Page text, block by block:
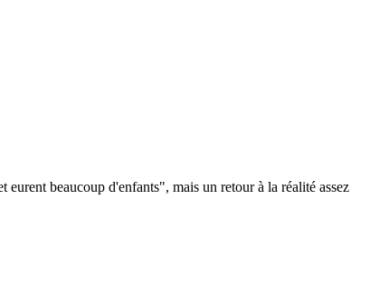
eurent beaucoup d'enfants", mais un retour à la réalité assez